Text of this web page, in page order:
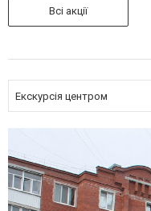
Всі акції
Екскурсія центром